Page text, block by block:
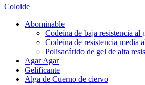
Coloide
Abominable
Codeína de baja resistencia al
Codeína de resistencia media
Polisacárido de gel de alta
Agar Agar
Gelificante
Alga de Cuerno de ciervo